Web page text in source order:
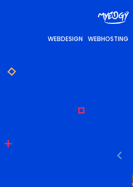
WEBDESIGN WEBHOSTING